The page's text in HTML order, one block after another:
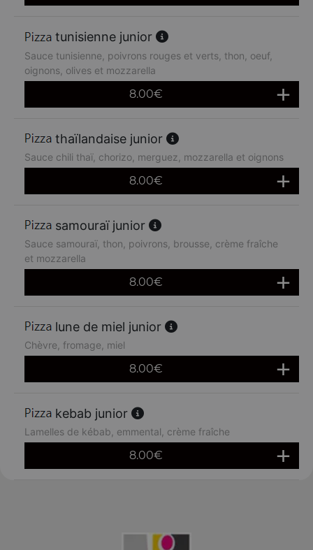
tunisienne junior
Sauce tunisienne, poivrons rouges et verts, thon, oeuf,
oignons, olives et mozzarella
8.00€
thaïlandaise junior
Sauce chili thaï, chorizo, merguez, mozzarella et oignons
8.00€
samouraï junior
Sauce samouraï, thon, poivrons, brousse, crème fraîche
et mozzarella
8.00€
lune de miel junior
Chèvre, fromage, miel
8.00€
kebab junior
Lamelles de kébab, emmental, crème fraîche
8.00€